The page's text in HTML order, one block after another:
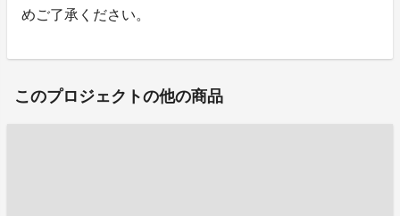
めご了承ください。
このプロジェクトの他の商品